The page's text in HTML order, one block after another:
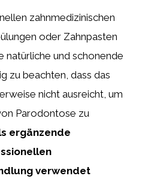
zahnmedizinischen
oder Zahnpasten
natürliche und schonende
zu beachten, dass das
nicht ausreicht, um
Parodontose zu
ergänzende
verwendet